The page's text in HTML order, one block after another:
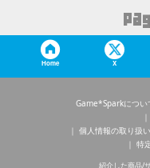
Home X
Game*Sparkについ
個人情報の取り扱
特
紹介した商品/